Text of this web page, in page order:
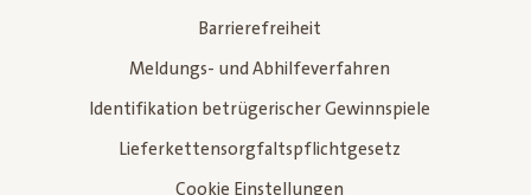
Barrierefreiheit
Meldungs- und Abhilfeverfahren
Identifikation betrügerischer Gewinnspiele
Lieferkettensorgfaltspflichtgesetz
Cookie Einstellungen